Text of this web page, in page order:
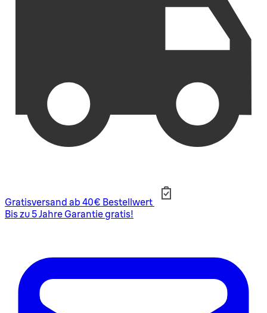
Gratisversand ab 40€ Bestellwert
Bis zu 5 Jahre Garantie gratis!